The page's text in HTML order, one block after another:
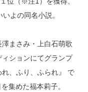
よの同名小説。
まさみ・上白石萌歌
ションにてグランプ
、ふり、ふられ』 で
集めた福本莉子。